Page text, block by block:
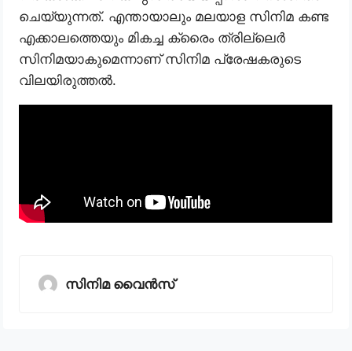
ചെയ്യുന്നത്. എന്തായാലും മലയാള സിനിമ കണ്ട
എക്കാലത്തെയും മികച്ച ക്രൈം ത്രില്ലെർ
സിനിമയാകുമെന്നാണ് സിനിമ പ്രേഷകരുടെ
വിലയിരുത്തൽ.
സിനിമ വൈൻസ്